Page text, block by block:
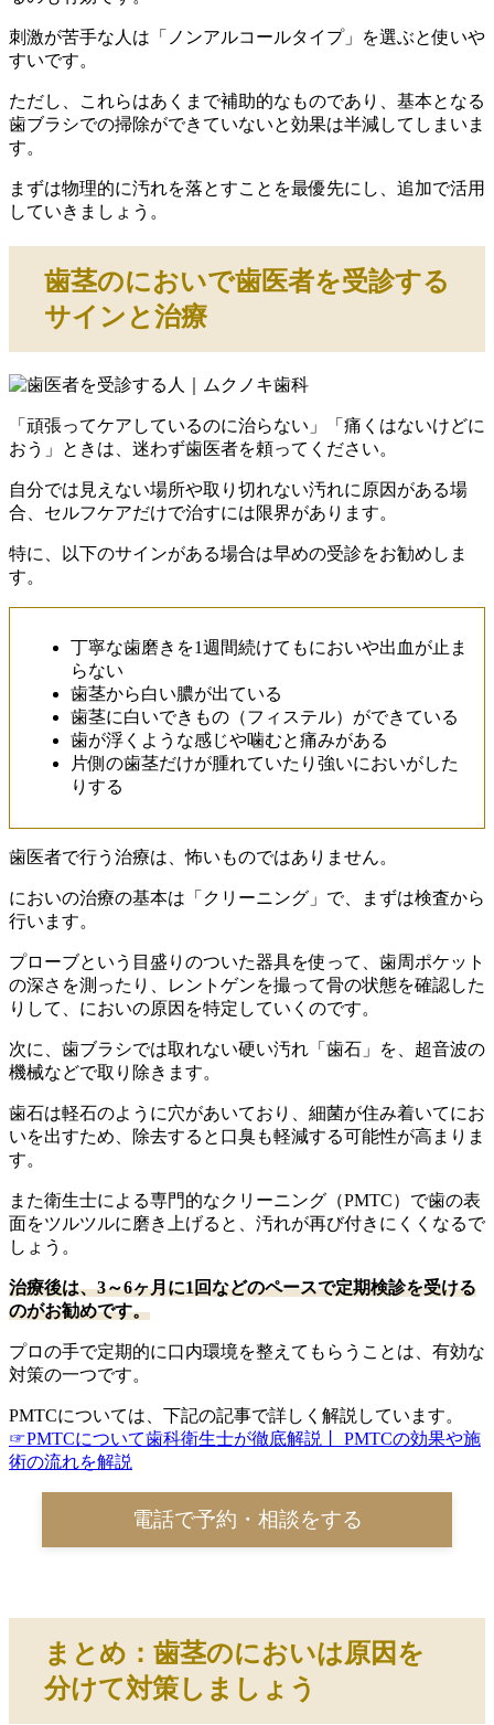
刺激が苦手な人は「ノンアルコールタイプ」を選ぶと使いや
すいです。
ただし、これらはあくまで補助的なものであり、基本となる
歯ブラシでの掃除ができていないと効果は半減してしまいま
す。
まずは物理的に汚れを落とすことを最優先にし、追加で活用
していきましょう。
歯茎のにおいで歯医者を受診する
サインと治療
「頑張ってケアしているのに治らない」「痛くはないけどに
おう」ときは、迷わず歯医者を頼ってください。
自分では見えない場所や取り切れない汚れに原因がある場
合、セルフケアだけで治すには限界があります。
特に、以下のサインがある場合は早めの受診をお勧めしま
す。
丁寧な歯磨きを1週間続けてもにおいや出血が止ま
らない
歯茎から白い膿が出ている
歯茎に白いできもの（フィステル）ができている
歯が浮くような感じや噛むと痛みがある
片側の歯茎だけが腫れていたり強いにおいがした
りする
歯医者で行う治療は、怖いものではありません。
においの治療の基本は「クリーニング」で、まずは検査から
行います。
プローブという目盛りのついた器具を使って、歯周ポケット
の深さを測ったり、レントゲンを撮って骨の状態を確認した
りして、においの原因を特定していくのです。
次に、歯ブラシでは取れない硬い汚れ「歯石」を、超音波の
機械などで取り除きます。
歯石は軽石のように穴があいており、細菌が住み着いてにお
いを出すため、除去すると口臭も軽減する可能性が高まりま
す。
また衛生士による専門的なクリーニング（PMTC）で歯の表
面をツルツルに磨き上げると、汚れが再び付きにくくなるで
しょう。
治療後は、3～6ヶ月に1回などのペースで定期検診を受ける
のがお勧めです。
プロの手で定期的に口内環境を整えてもらうことは、有効な
対策の一つです。
PMTCについては、下記の記事で詳しく解説しています。
☞PMTCについて歯科衛生士が徹底解説丨 PMTCの効果や施
術の流れを解説
電話で予約・相談をする
まとめ：歯茎のにおいは原因を
分けて対策しましょう